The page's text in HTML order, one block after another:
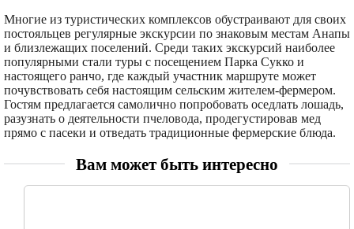
Многие из туристических комплексов обустраивают для своих
постояльцев регулярные экскурсии по знаковым местам Анапы
и близлежащих поселений. Среди таких экскурсий наиболее
популярными стали туры с посещением Парка Сукко и
настоящего ранчо, где каждый участник маршруте может
почувствовать себя настоящим сельским жителем-фермером.
Гостям предлагается самолично попробовать оседлать лошадь,
разузнать о деятельности пчеловода, продегустировав мед
прямо с пасеки и отведать традиционные фермерские блюда.
Вам может быть интересно